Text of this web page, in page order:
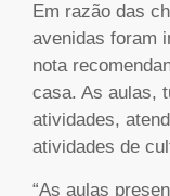
Em razão das
avenidas foram
nota
casa. As aulas,
atividades,
atividades de
“As aulas